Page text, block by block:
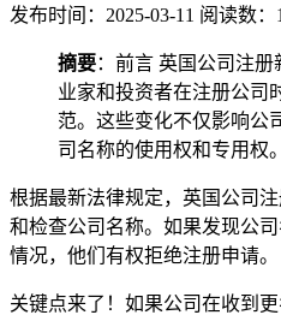
发布时间：2025-03-11 阅读数：
摘要：前言 英国公司注
业家和投资者在注册公司
范。这些变化不仅影响公
司名称的使用权和专用权。
根据最新法律规定，英国公司
和检查公司名称。如果发现公
情况，他们有权拒绝注册申请。
关键点来了！如果公司在收到